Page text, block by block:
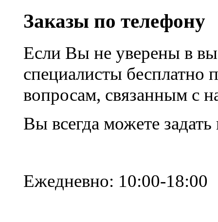
Заказы по телефону
Если Вы не уверены в
специалисты
вопросам, связанным с
Вы всегда можете
Ежедневно: 10:00-18:00